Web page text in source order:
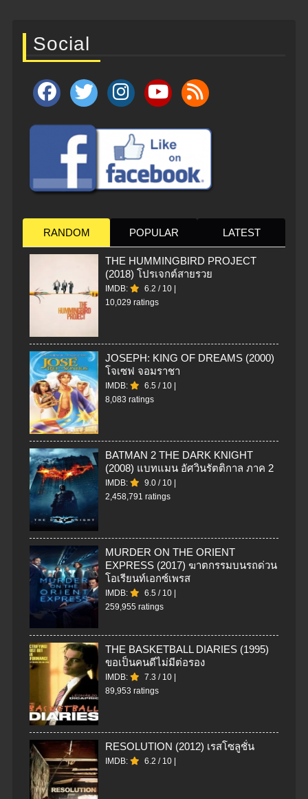
Social
RANDOM POPULAR LATEST
THE HUMMINGBIRD PROJECT
(2018) โปรเจกต์สายรวย
IMDB: 6.2 / 10 |
10,029 ratings
JOSEPH: KING OF DREAMS (2000)
โจเซฟ จอมราชา
IMDB: 6.5 / 10 |
8,083 ratings
BATMAN 2 THE DARK KNIGHT
(2008) แบทแมน อัศวินรัตติกาล ภาค 2
IMDB: 9.0 / 10 |
2,458,791 ratings
MURDER ON THE ORIENT
EXPRESS (2017) ฆาตกรรมบนรถด่วน
โอเรียนท์เอกซ์เพรส
IMDB: 6.5 / 10 |
259,955 ratings
THE BASKETBALL DIARIES (1995)
ขอเป็นคนดีไม่มีต่อรอง
IMDB: 7.3 / 10 |
89,953 ratings
RESOLUTION (2012) เรสโซลูชั่น
IMDB: 6.2 / 10 |